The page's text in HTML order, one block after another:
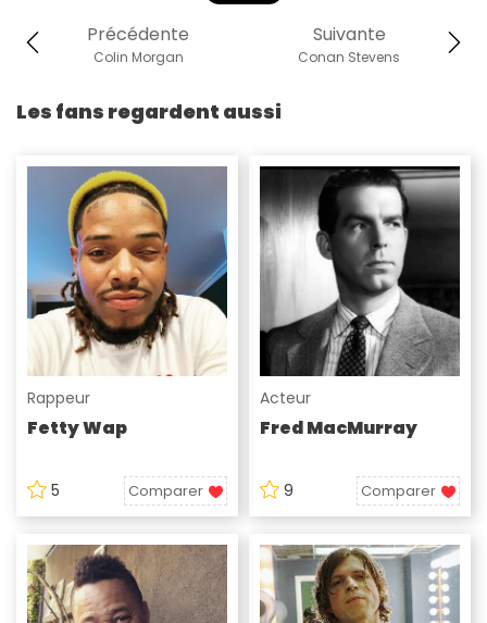
Suivante
Conan Stevens
Précédente
Colin Morgan
Les fans regardent aussi
Rappeur
Fetty Wap
5 Comparer
Acteur
Fred MacMurray
9 Comparer